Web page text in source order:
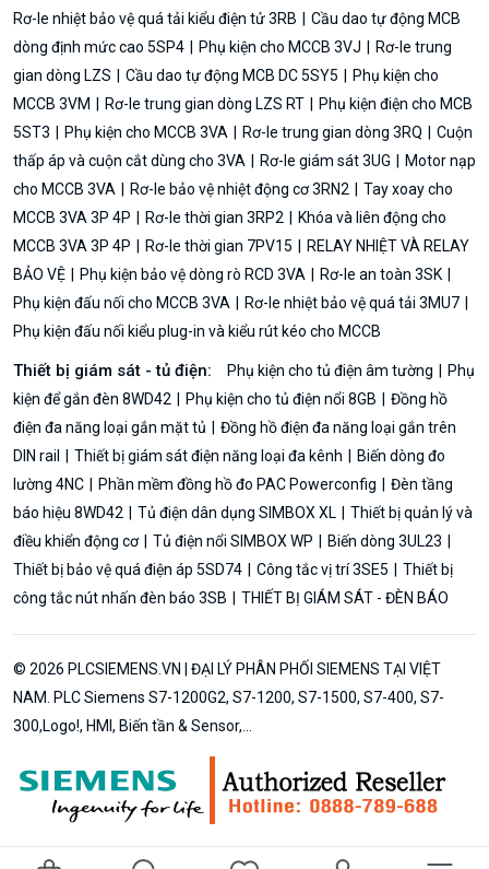
Rơ-le nhiệt bảo vệ quá tải kiểu điện tử 3RB
Cầu dao tự động MCB
dòng định mức cao 5SP4
Phụ kiện cho MCCB 3VJ
Rơ-le trung
gian dòng LZS
Cầu dao tự động MCB DC 5SY5
Phụ kiện cho
MCCB 3VM
Rơ-le trung gian dòng LZS RT
Phụ kiện điện cho MCB
5ST3
Phụ kiện cho MCCB 3VA Rơ-le trung gian dòng 3RQ
Cuộn
thấp áp và cuộn cắt dùng cho 3VA
Rơ-le giám sát 3UG
Motor nạp
cho MCCB 3VA
Rơ-le bảo vệ nhiệt động cơ 3RN2
Tay xoay cho
MCCB 3VA 3P 4P
Rơ-le thời gian 3RP2
Khóa và liên động cho
MCCB 3VA 3P 4P
Rơ-le thời gian 7PV15
RELAY NHIỆT VÀ RELAY
BẢO VỆ
Phụ kiện bảo vệ dòng rò RCD 3VA
Rơ-le an toàn 3SK
Phụ kiện đấu nối cho MCCB 3VA
Rơ-le nhiệt bảo vệ quá tải 3MU7
Phụ kiện đấu nối kiểu plug-in và kiểu rút kéo cho MCCB
Thiết bị giám sát - tủ điện: Phụ kiện cho tủ điện âm tường
Phụ
kiện để gắn đèn 8WD42
Phụ kiện cho tủ điện nổi 8GB
Đồng hồ
điện đa năng loại gắn mặt tủ
Đồng hồ điện đa năng loại gắn trên
DIN rail
Thiết bị giám sát điện năng loại đa kênh
Biến dòng đo
lường 4NC
Phần mềm đồng hồ đo PAC Powerconfig
Đèn tầng
báo hiệu 8WD42
Tủ điện dân dụng SIMBOX XL
Thiết bị quản lý và
điều khiển động cơ
Tủ điện nổi SIMBOX WP
Biến dòng 3UL23
Thiết bị bảo vệ quá điện áp 5SD74
Công tắc vị trí 3SE5
Thiết bị
công tắc nút nhấn đèn báo 3SB
THIẾT BỊ GIÁM SÁT - ĐÈN BÁO
© 2026 PLCSIEMENS.VN | ĐẠI LÝ PHÂN PHỐI SIEMENS TẠI VIỆT
NAM. PLC Siemens S7-1200G2, S7-1200, S7-1500, S7-400, S7-
300,Logo!, HMI, Biến tần & Sensor,...